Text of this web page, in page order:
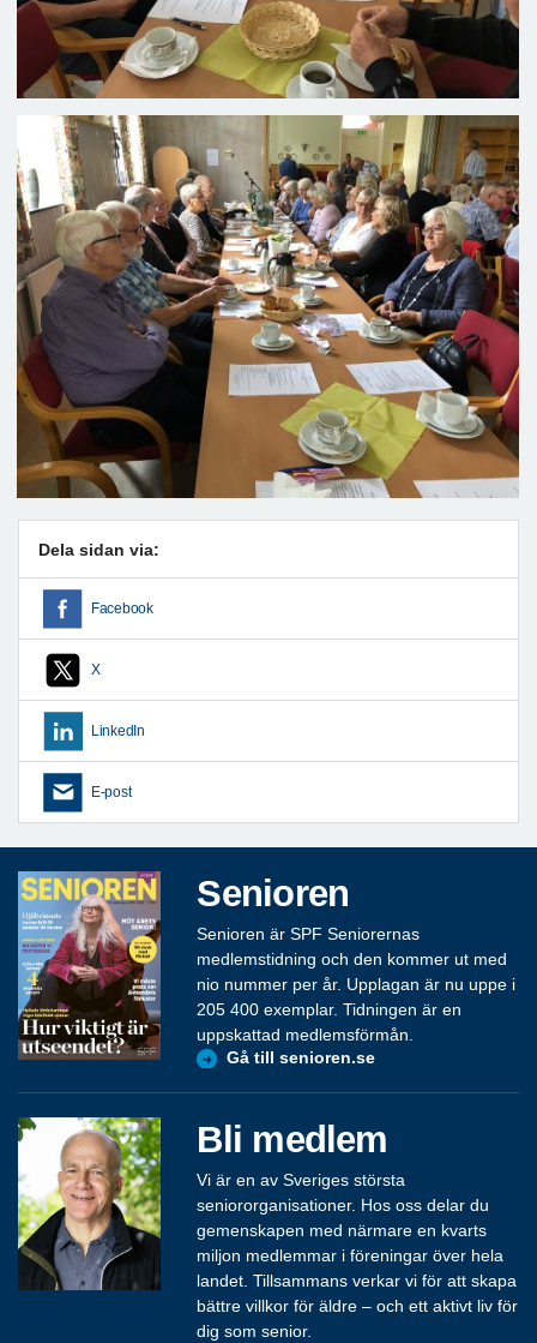
Dela sidan via:
Facebook
X
LinkedIn
E-post
Senioren
Senioren är SPF Seniorernas
medlemstidning och den kommer ut med
nio nummer per år. Upplagan är nu uppe i
205 400 exemplar. Tidningen är en
uppskattad medlemsförmån.
Gå till senioren.se
Bli medlem
Vi är en av Sveriges största
seniororganisationer. Hos oss delar du
gemenskapen med närmare en kvarts
miljon medlemmar i föreningar över hela
landet. Tillsammans verkar vi för att skapa
bättre villkor för äldre – och ett aktivt liv för
dig som senior.